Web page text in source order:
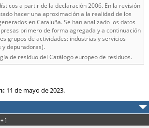
a partir de la declaración 2006. En la revisión
hacer una aproximación a la realidad de los
en Cataluña. Se han analizado los datos
primero de forma agregada y a continuación
grupos de actividades: industrias y servicios
y depuradoras).
de residuo del Catálogo europeo de residuos.
11 de mayo de 2023.
+ ]